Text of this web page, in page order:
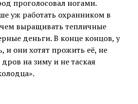
проголосовал ногами.
уж работать охранником в
выращивать тепличные
деньги. В конце концов, у
и они хотят прожить её, не
на зиму и не таская